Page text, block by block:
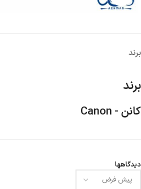
برند
برند
کانن - Canon
دیدگاهها